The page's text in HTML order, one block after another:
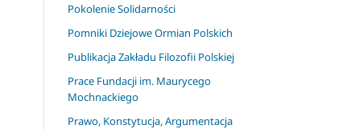
Pokolenie Solidarności
Pomniki Dziejowe Ormian Polskich
Publikacja Zakładu Filozofii Polskiej
Prace Fundacji im. Maurycego
Mochnackiego
Prawo, Konstytucja, Argumentacja